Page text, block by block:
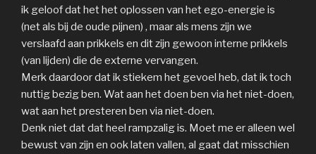
ik geloof dat het het oplossen van het ego-energie is
(net als bij de oude pijnen) , maar als mens zijn we
verslaafd aan prikkels en dit zijn gewoon interne prikkels
(van lijden) die de externe vervangen.
Merk daardoor dat ik stiekem het gevoel heb, dat ik toch
nuttig bezig ben. Wat aan het doen ben via het niet-doen,
wat aan het presteren ben via niet-doen.
Denk niet dat dat heel rampzalig is. Moet me er alleen wel
bewust van zijn en ook laten vallen, al gaat dat misschien